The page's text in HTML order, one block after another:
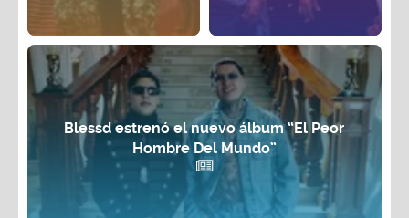
Blessd estrenó el nuevo álbum “El Peor
Hombre Del Mundo”